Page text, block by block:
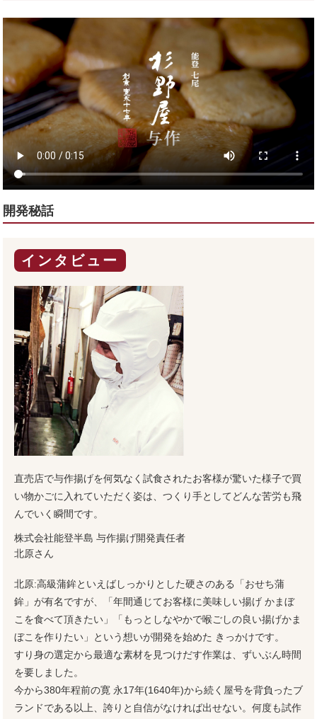
開発秘話
インタビュー
直売店で与作揚げを何気なく試食されたお客様が驚いた様子で買
い物かごに入れていただく姿は、つくり手としてどんな苦労も飛
んでいく瞬間です。
株式会社能登半島 与作揚げ開発責任者
北原さん
北原:高級蒲鉾といえばしっかりとした硬さのある「おせち蒲
鉾」が有名ですが、「年間通じてお客様に美味しい揚げ かまぼ
こを食べて頂きたい」「もっとしなやかで喉ごしの良い揚げかま
ぼこを作りたい」という想いが開発を始めた きっかけです。
すり身の選定から最適な素材を見つけだす作業は、ずいぶん時間
を要しました。
今から380年程前の寛 永17年(1640年)から続く屋号を背負ったブ
ランドである以上、誇りと自信がなければ出せない。何度も試作